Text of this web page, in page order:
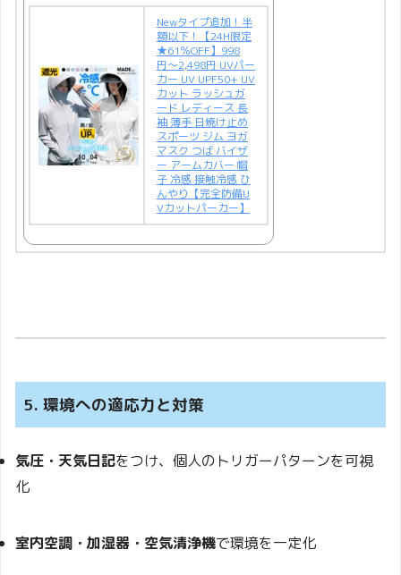
Newタイプ追加！半
額以下！【24H限定
★61％OFF】998
円〜2,498円 UVパー
カー UV UPF50+ UV
カット ラッシュガ
ード レディース 長
袖 薄手 日焼け止め
スポーツ ジム ヨガ
マスク つば バイザ
ー アームカバー 帽
子 冷感 接触冷感 ひ
んやり【完全防備U
Vカットパーカー】
5. 環境への適応力と対策
気圧・天気日記をつけ、個人のトリガーパターンを可視
化
室内空調・加湿器・空気清浄機で環境を一定化